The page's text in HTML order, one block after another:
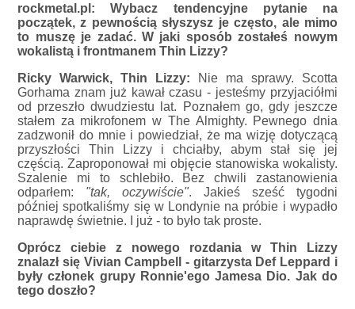
rockmetal.pl: Wybacz tendencyjne pytanie na
początek, z pewnością słyszysz je często, ale mimo
to muszę je zadać. W jaki sposób zostałeś nowym
wokalistą i frontmanem Thin Lizzy?
Ricky Warwick, Thin Lizzy: Nie ma sprawy. Scotta
Gorhama znam już kawał czasu - jesteśmy przyjaciółmi
od przeszło dwudziestu lat. Poznałem go, gdy jeszcze
stałem za mikrofonem w The Almighty. Pewnego dnia
zadzwonił do mnie i powiedział, że ma wizję dotyczącą
przyszłości Thin Lizzy i chciałby, abym stał się jej
częścią. Zaproponował mi objęcie stanowiska wokalisty.
Szalenie mi to schlebiło. Bez chwili zastanowienia
odparłem: "tak, oczywiście". Jakieś sześć tygodni
później spotkaliśmy się w Londynie na próbie i wypadło
naprawdę świetnie. I już - to było tak proste.
Oprócz ciebie z nowego rozdania w Thin Lizzy
znalazł się Vivian Campbell - gitarzysta Def Leppard i
były członek grupy Ronnie'ego Jamesa Dio. Jak do
tego doszło?